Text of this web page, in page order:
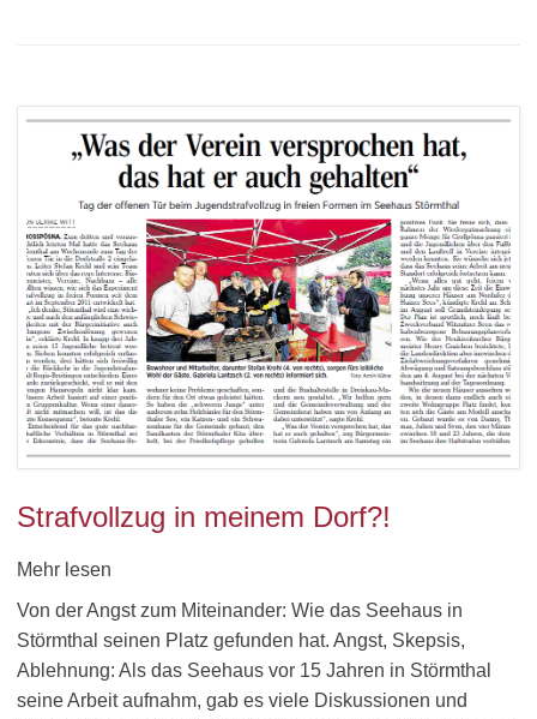
Strafvollzug in meinem Dorf?!
Mehr lesen
Von der Angst zum Miteinander: Wie das Seehaus in
Störmthal seinen Platz gefunden hat. Angst, Skepsis,
Ablehnung: Als das Seehaus vor 15 Jahren in Störmthal
seine Arbeit aufnahm, gab es viele Diskussionen und